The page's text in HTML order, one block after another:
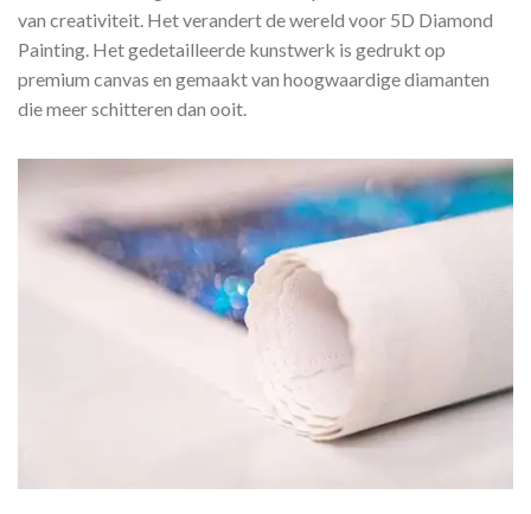
van creativiteit. Het verandert de wereld voor 5D Diamond
Painting. Het gedetailleerde kunstwerk is gedrukt op
premium canvas en gemaakt van hoogwaardige diamanten
die meer schitteren dan ooit.